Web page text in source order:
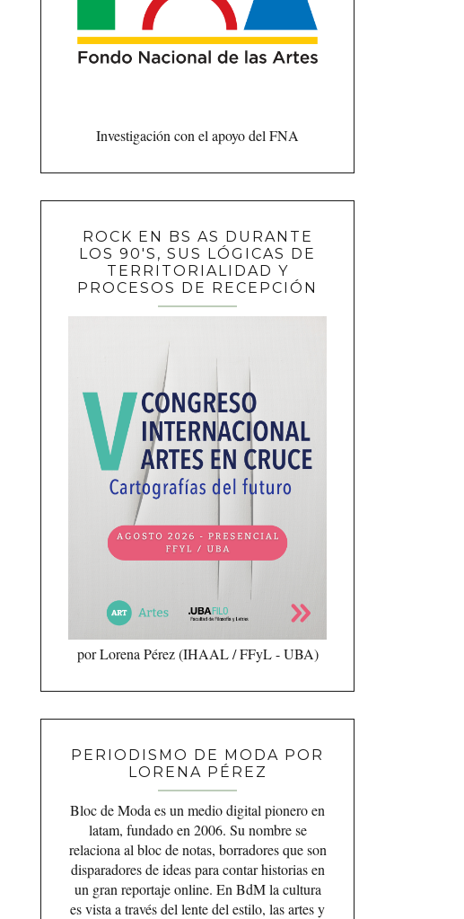
Investigación con el apoyo del FNA
ROCK EN BS AS DURANTE
LOS 90'S, SUS LÓGICAS DE
TERRITORIALIDAD Y
PROCESOS DE RECEPCIÓN
por Lorena Pérez (IHAAL / FFyL - UBA)
PERIODISMO DE MODA POR
LORENA PÉREZ
Bloc de Moda es un medio digital pionero en
latam, fundado en 2006. Su nombre se
relaciona al bloc de notas, borradores que son
disparadores de ideas para contar historias en
un gran reportaje online. En BdM la cultura
es vista a través del lente del estilo, las artes y